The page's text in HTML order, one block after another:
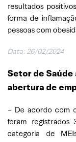
resultados
forma de
pessoas com
Data: 26/02/2024
Setor de Saúde
abertura de
– De acordo com
foram registrados
categoria de